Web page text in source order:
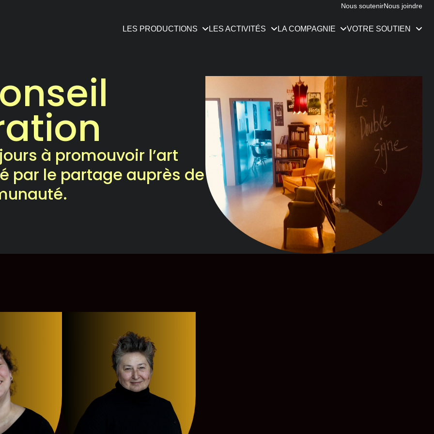
Nous soutenirNous joindre
LES PRODUCTIONS
Grandes Occasions
Le Palais des Glaces
Nos prétextes
Chambre d’ami.e.s
LES ACTIVITÉS
Les Ateliers-théâtre
Osez jouer!
Les Rencontres
Les Chroniques
LA COMPAGNIE
Historique
Théâtrographie
et conseil d’administration
VOTRE SOUTIEN
fait la paire
le Double signe
à promouvoir l’art
par le partage auprès de